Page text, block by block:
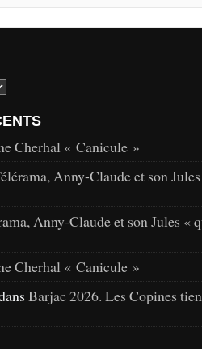
Cherhal « Canicule »
Anny-Claude et son
Anny-Claude et son Jules «
Cherhal « Canicule »
Barjac 2026. Les Copines